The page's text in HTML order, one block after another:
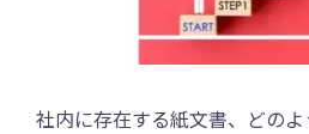
社内に存在する紙文書、どの